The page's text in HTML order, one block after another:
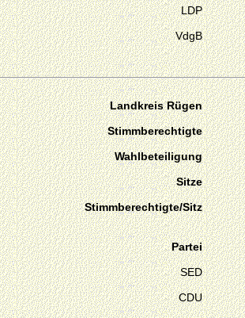
LDP
VdgB
Landkreis Rügen
Stimmberechtigte
Wahlbeteiligung
Sitze
Stimmberechtigte/Sitz
Partei
SED
CDU